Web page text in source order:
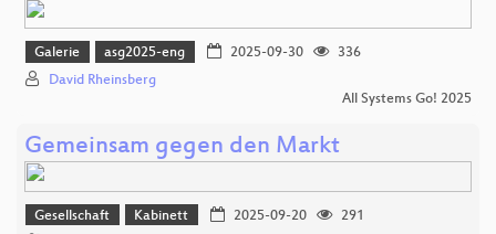
Galerie asg2025-eng 2025-09-30
336
David Rheinsberg
All Systems Go! 2025
Gemeinsam gegen den Markt
Gesellschaft Kabinett 2025-09-20
291